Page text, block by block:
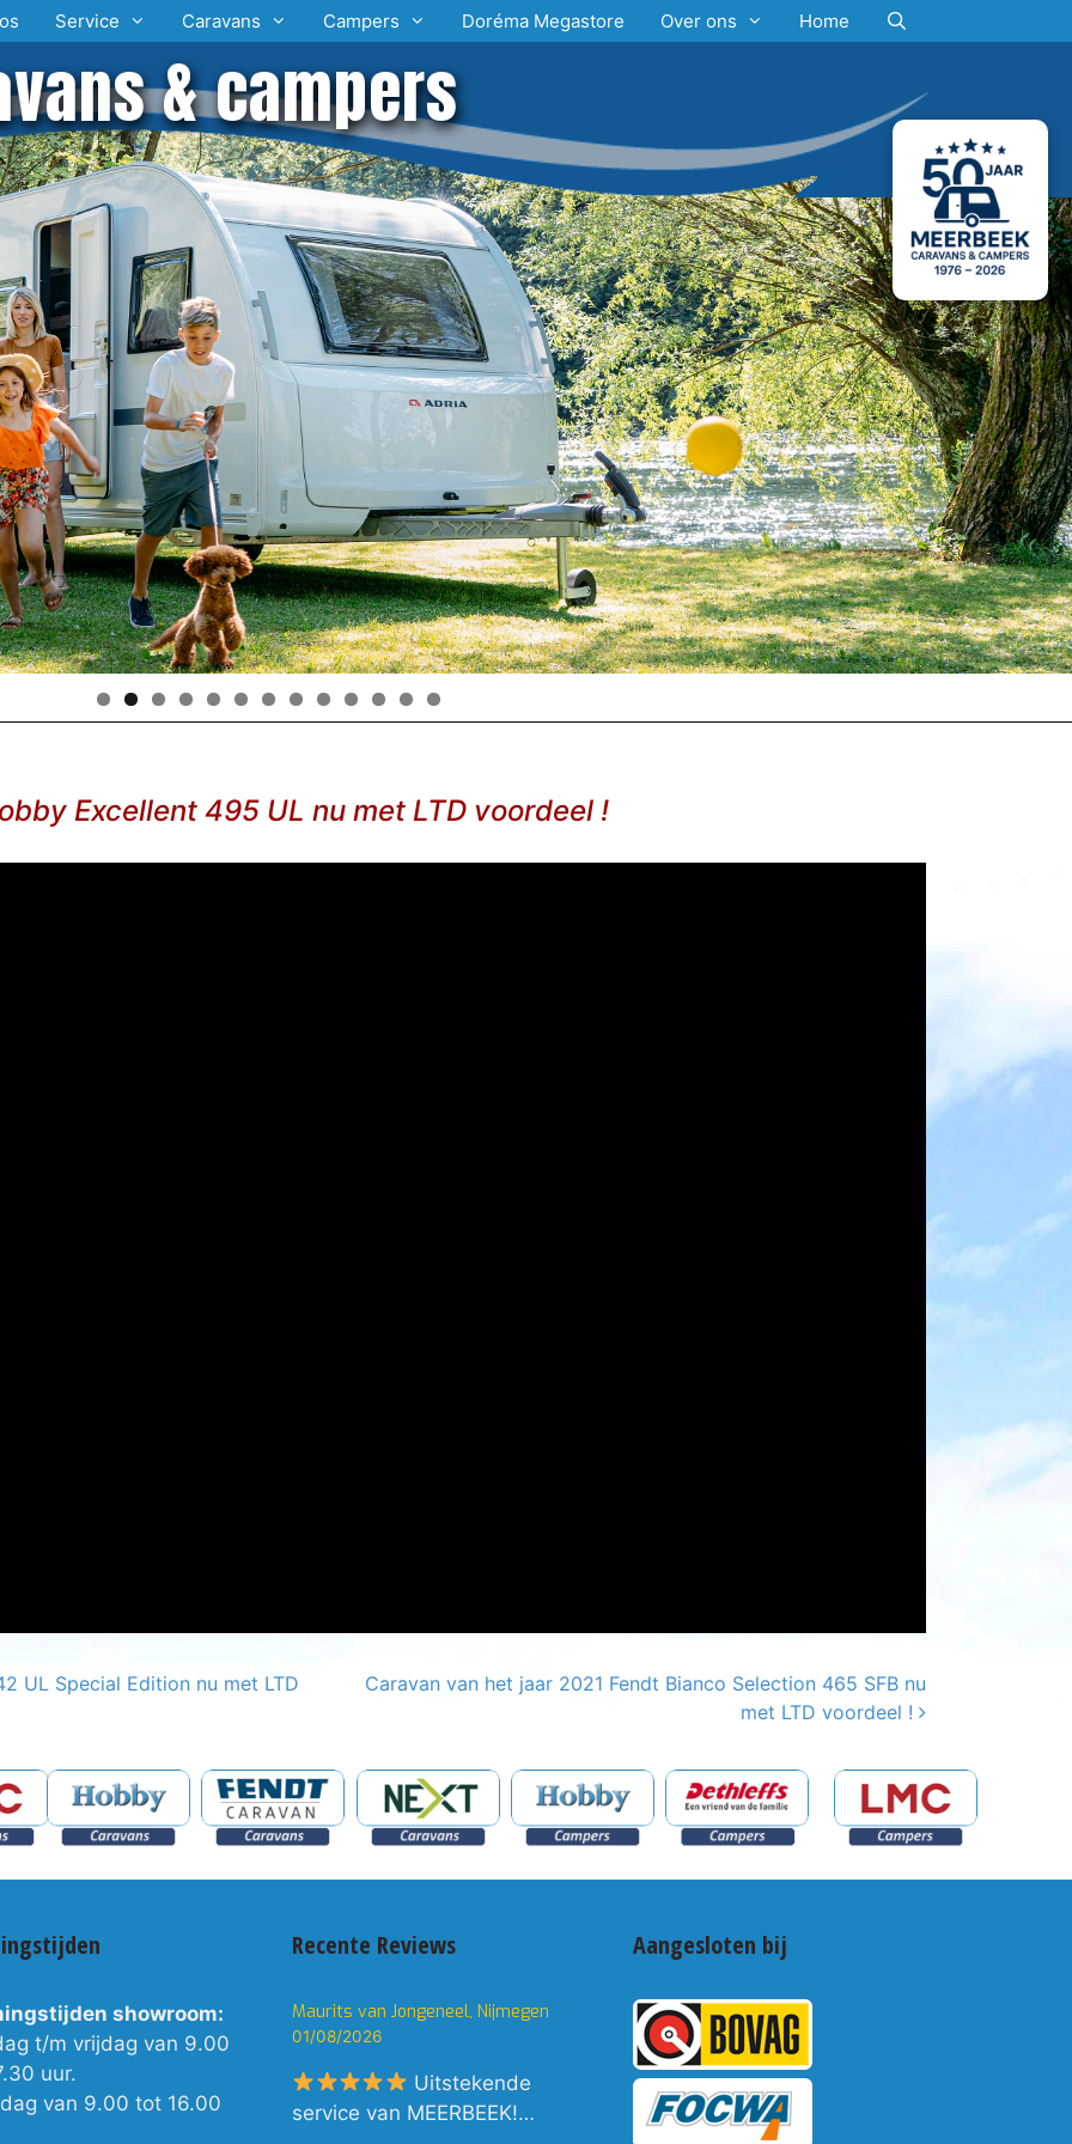
Service Caravans Campers Doréma Megastore Over ons Home
& campers
Excellent 495 UL nu met LTD voordeel !
UL Special Edition nu met LTD
Caravan van het jaar 2021 Fendt Bianco Selection 465 SFB nu
met LTD voordeel !
showroom:
t/m vrijdag van 9.00
uur.
van 9.00 tot 16.00
Recente Reviews
Maurits van Jongeneel, Nijmegen
01/08/2026
Uitstekende
service van MEERBEEK!…
Aangesloten bij